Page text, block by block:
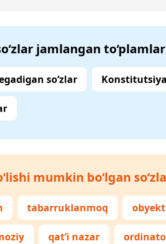
jamlangan to‘plamlar
so‘zlar
mumkin bo‘lgan
tabarruklanmoq obyekt
qat’i nazar